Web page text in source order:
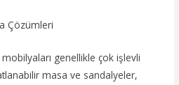
Çözümleri
genellikle çok işlevli
masa ve sandalyeler,